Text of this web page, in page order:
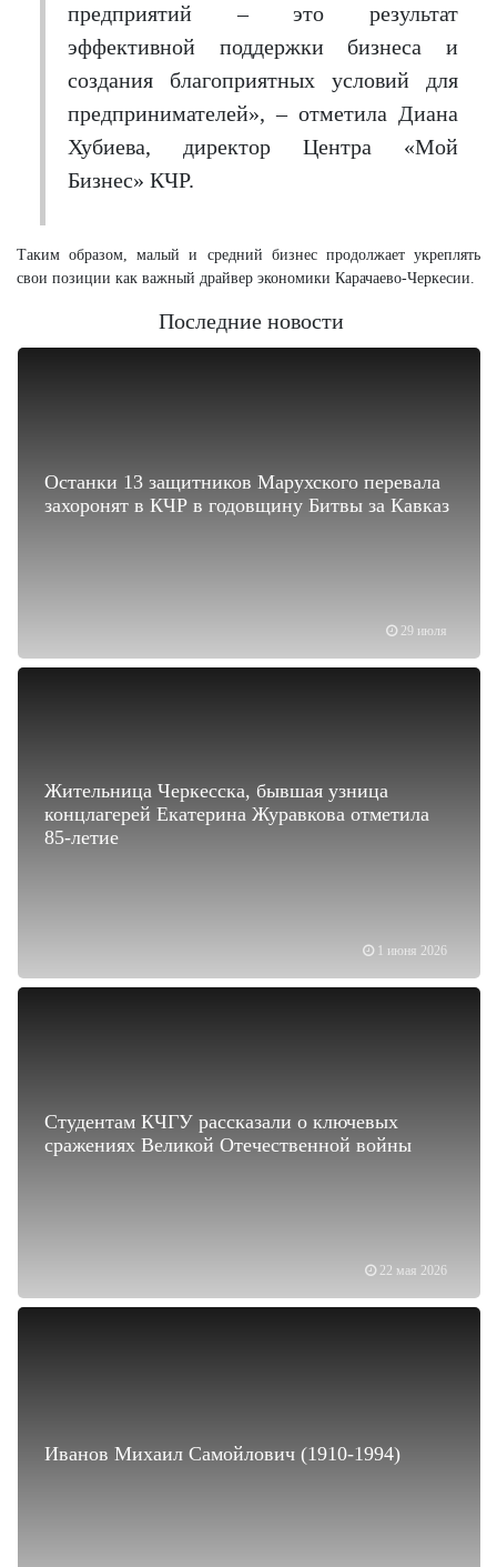
предприятий – это результат
эффективной поддержки бизнеса и
создания благоприятных условий для
предпринимателей», – отметила Диана
Хубиева, директор Центра «Мой
Бизнес» КЧР.
Таким образом, малый и средний бизнес продолжает укреплять
свои позиции как важный драйвер экономики Карачаево-Черкесии.
Последние новости
29 июля
Останки 13 защитников Марухского перевала
захоронят в КЧР в годовщину Битвы за Кавказ
1 июня 2026
Жительница Черкесска, бывшая узница
концлагерей Екатерина Журавкова отметила
85-летие
22 мая 2026
Студентам КЧГУ рассказали о ключевых
сражениях Великой Отечественной войны
Иванов Михаил Самойлович (1910-1994)